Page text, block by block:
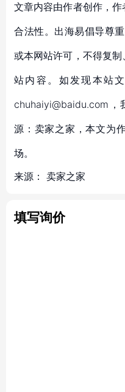
文章内容由作者创作，
合法性。出海易倡导尊
或本网站许可，不得复
站内容。如发现本站
chuhaiyi@baidu.com
源：卖家之家，本文为
场。
来源： 卖家之家
填写询价